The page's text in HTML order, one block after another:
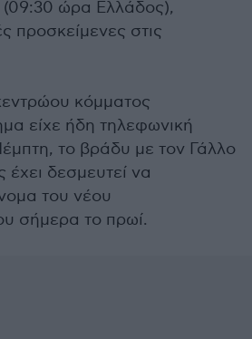
ώρα Ελλάδος),
προσκείμενες στις
κόμματος
είχε ήδη τηλεφωνική
το βράδυ με τον Γάλλο
δεσμευτεί να
του νέου
σήμερα το πρωί.